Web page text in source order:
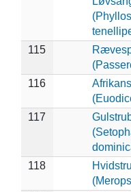
115
116
117
118